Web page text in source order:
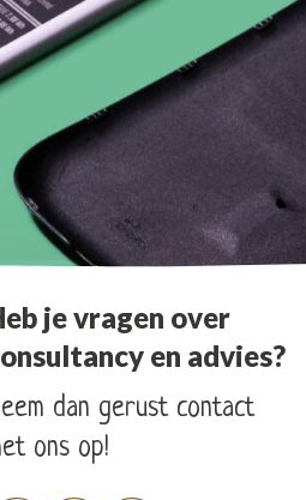
je vragen over
en advies?
dan gerust contact
ons op!